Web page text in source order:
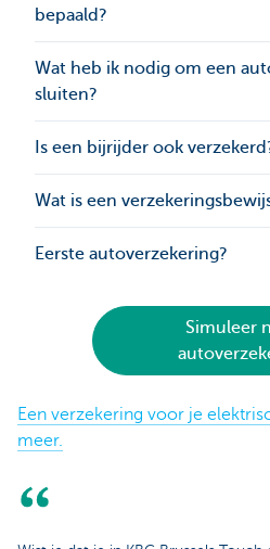
bepaald?
Wat heb ik nodig om een
sluiten?
Is een bijrijder ook
Wat is een
Eerste autoverzekering?
Simuleer
Een verzekering voor je
meer.